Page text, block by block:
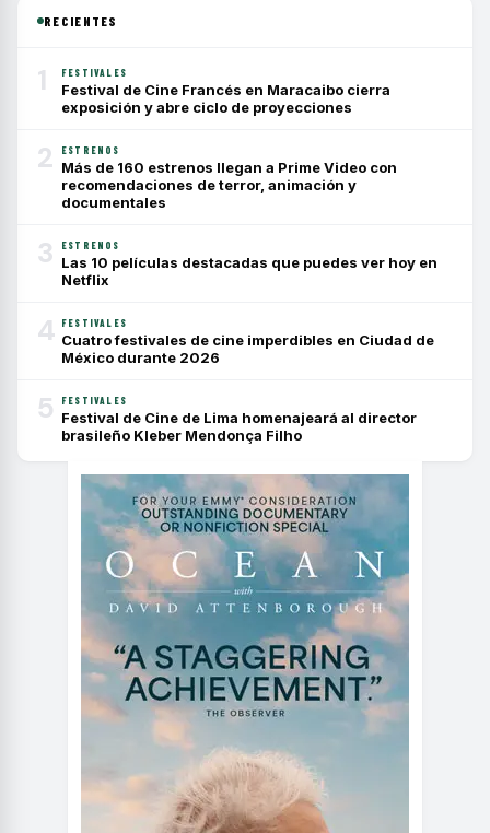
RECIENTES
1 FESTIVALES
Festival de Cine Francés en Maracaibo cierra
exposición y abre ciclo de proyecciones
2 ESTRENOS
Más de 160 estrenos llegan a Prime Video con
recomendaciones de terror, animación y
documentales
3 ESTRENOS
Las 10 películas destacadas que puedes ver hoy en
Netflix
4 FESTIVALES
Cuatro festivales de cine imperdibles en Ciudad de
México durante 2026
5 FESTIVALES
Festival de Cine de Lima homenajeará al director
brasileño Kleber Mendonça Filho